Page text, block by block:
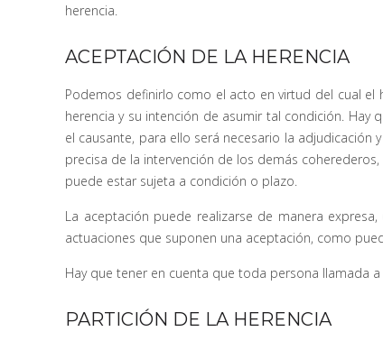
herencia.
ACEPTACIÓN DE LA HERENCIA
Podemos definirlo como el acto en virtud del cual
herencia y su intención de asumir tal condición.
el causante, para ello será necesario la adjudicación
precisa de la intervención de los demás
puede estar sujeta a condición o plazo.
La aceptación puede realizarse de manera
actuaciones que suponen una aceptación, como
Hay que tener en cuenta que toda persona llamada
PARTICIÓN DE LA HERENCIA